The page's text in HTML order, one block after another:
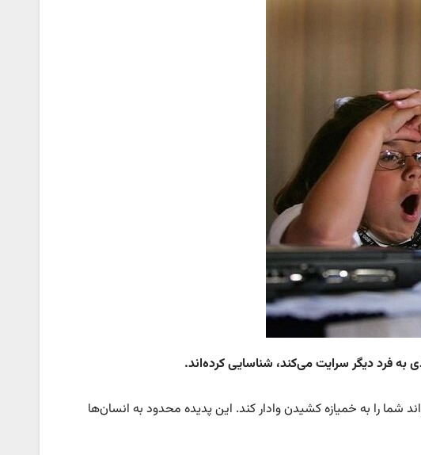
به فرد دیگر سرایت می‌کند، شناسایی کرده‌اند.
را به خمیازه کشیدن وادار کند. این پدیده محدود به انسان‌ها